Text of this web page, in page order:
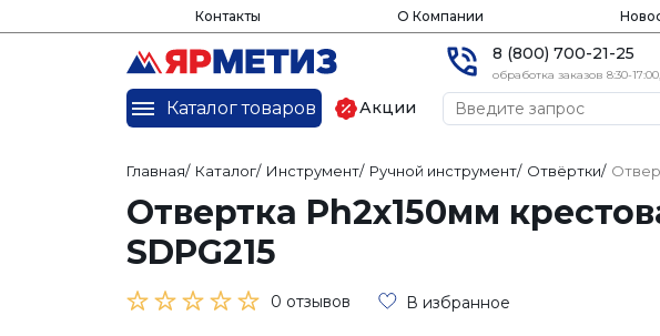
Контакты О Компании
8 (800) 700-21-25
обработка заказов 8:30-
Каталог товаров Акции
Главная/ Каталог/ Инструмент/ Ручной инструмент/ Отвёртки/
Отвертка Ph2х150мм
SDPG215
0 отзывов В избранное